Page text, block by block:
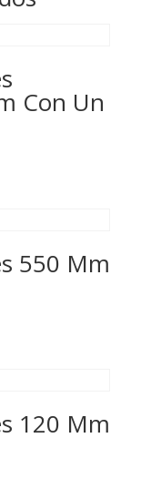
Con Un
550 Mm
120 Mm